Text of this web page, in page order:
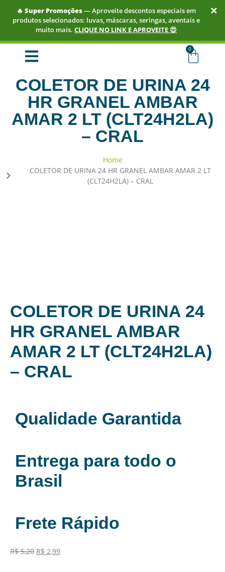
🔥 Super Promoções— Aproveite descontos especiais em
produtos selecionados: luvas, máscaras, seringas, aventais e
muito mais. CLIQUE NO LINK E APROVEITE 😍
✕
TUDO EM ATÉ 3X SEM JUROS.COMPRE AGORA!
0
COLETOR DE URINA 24
HR GRANEL AMBAR
AMAR 2 LT (CLT24H2LA)
– CRAL
Home
COLETOR DE URINA 24 HR GRANEL AMBAR AMAR 2 LT
(CLT24H2LA) – CRAL
COLETOR DE URINA 24
HR GRANEL AMBAR
AMAR 2 LT (CLT24H2LA)
– CRAL
Qualidade Garantida
Entrega para todo o
Brasil
Frete Rápido
R$5,20 R$ 2,99